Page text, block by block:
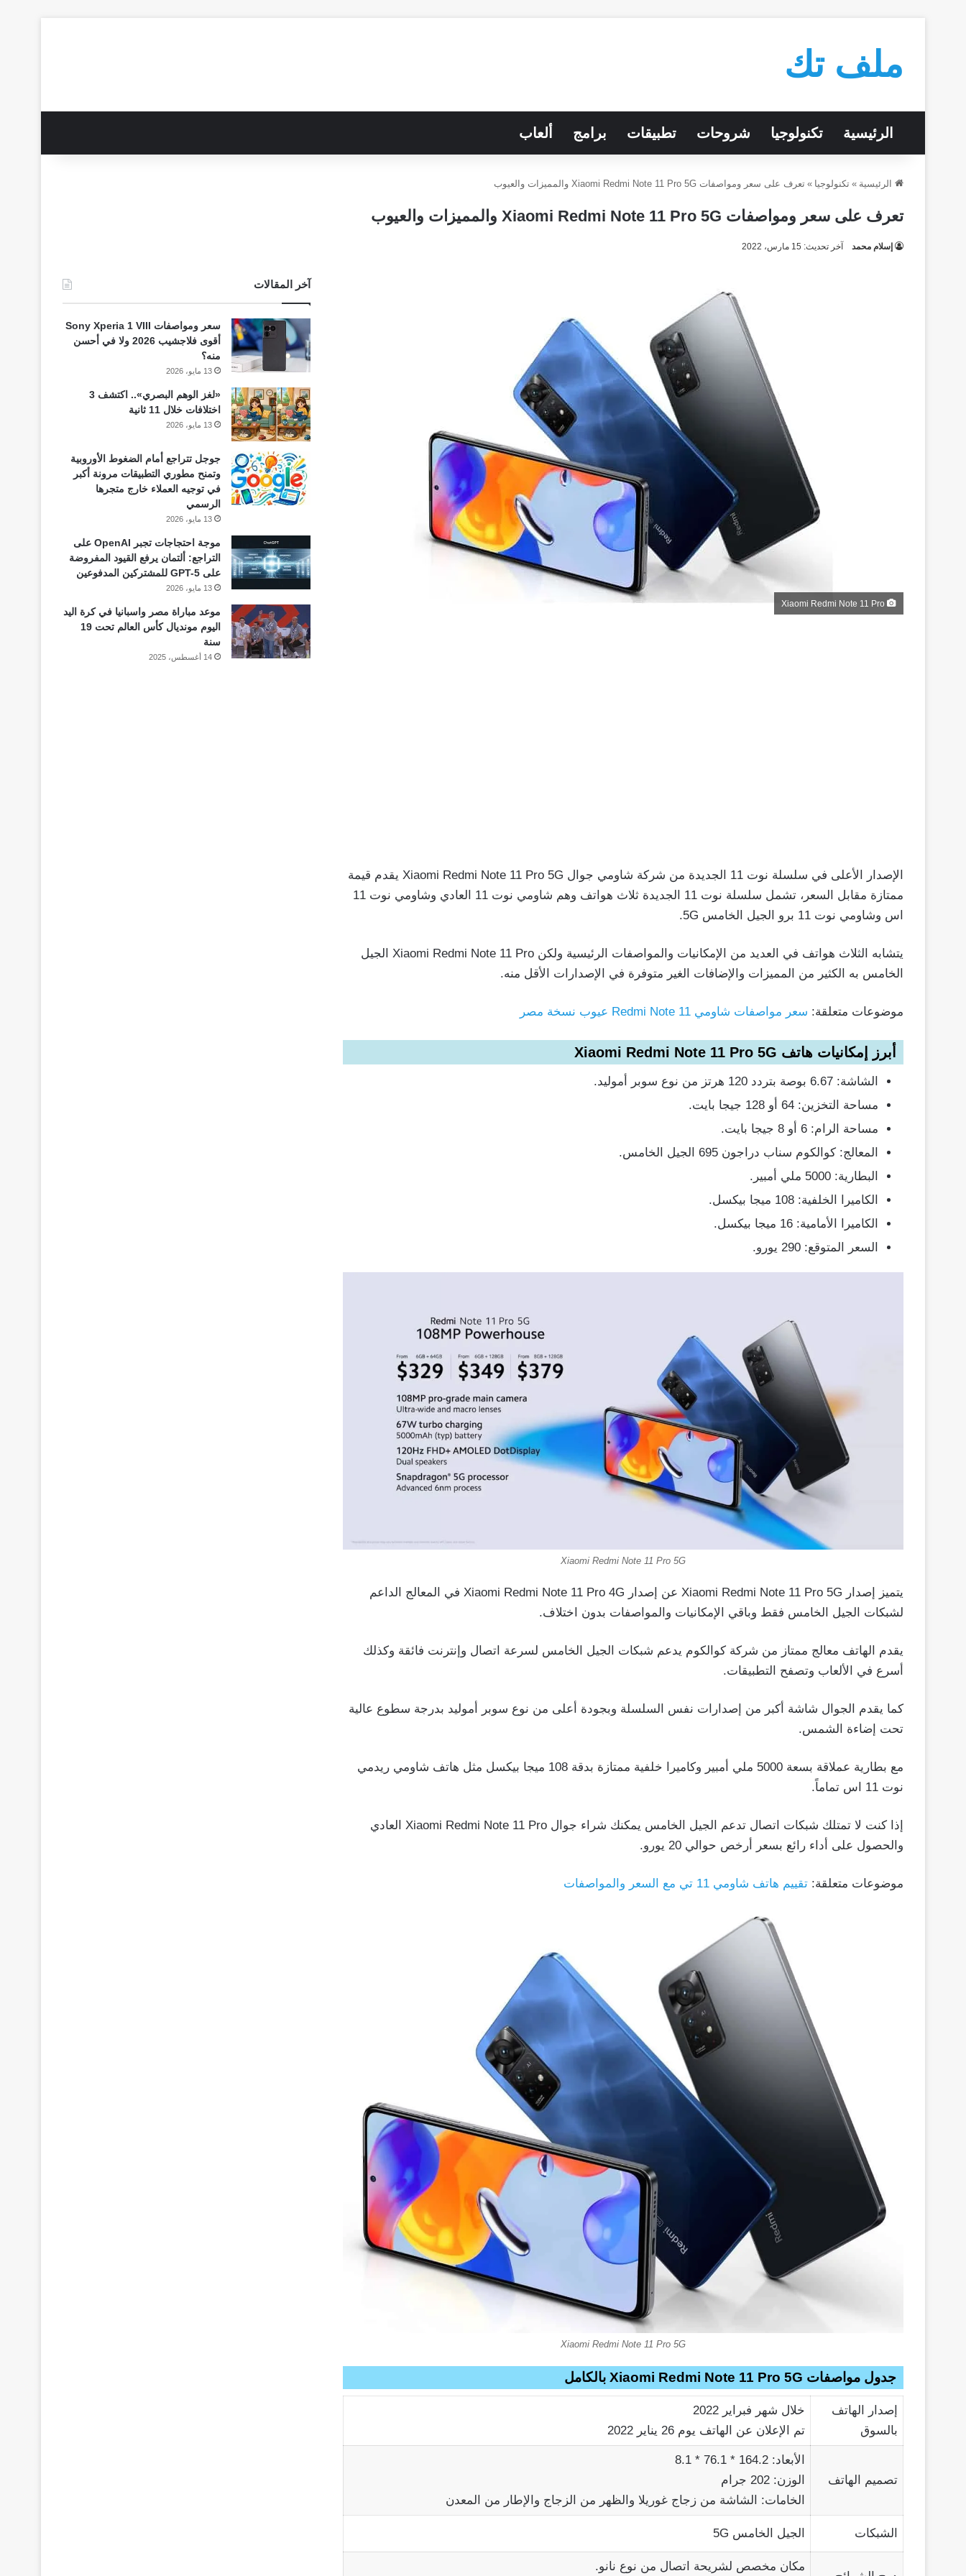
ملف تك
الرئيسية تكنولوجيا شروحات تطبيقات برامج ألعاب
الرئيسية » تكنولوجيا » تعرف على سعر ومواصفات Xiaomi Redmi Note 11 Pro 5G والمميزات والعيوب
تعرف على سعر ومواصفات Xiaomi Redmi Note 11 Pro 5G والمميزات والعيوب
إسلام محمد آخر تحديث: 15 مارس، 2022
الإصدار الأعلى في سلسلة نوت 11 الجديدة من شركة شاومي جوال Xiaomi Redmi Note 11 Pro 5G يقدم قيمة
ممتازة مقابل السعر، تشمل سلسلة نوت 11 الجديدة ثلاث هواتف وهم شاومي نوت 11 العادي وشاومي نوت 11
اس وشاومي نوت 11 برو الجيل الخامس 5G.
يتشابه الثلاث هواتف في العديد من الإمكانيات والمواصفات الرئيسية ولكن Xiaomi Redmi Note 11 Pro الجيل
الخامس به الكثير من المميزات والإضافات الغير متوفرة في الإصدارات الأقل منه.
موضوعات متعلقة: سعر مواصفات شاومي Redmi Note 11 عيوب نسخة مصر
أبرز إمكانيات هاتف Xiaomi Redmi Note 11 Pro 5G
الشاشة: 6.67 بوصة بتردد 120 هرتز من نوع سوبر أموليد.
مساحة التخزين: 64 أو 128 جيجا بايت.
مساحة الرام: 6 أو 8 جيجا بايت.
المعالج: كوالكوم سناب دراجون 695 الجيل الخامس.
البطارية: 5000 ملي أمبير.
الكاميرا الخلفية: 108 ميجا بيكسل.
الكاميرا الأمامية: 16 ميجا بيكسل.
السعر المتوقع: 290 يورو.
Xiaomi Redmi Note 11 Pro 5G
يتميز إصدار Xiaomi Redmi Note 11 Pro 5G عن إصدار Xiaomi Redmi Note 11 Pro 4G في المعالج الداعم
لشبكات الجيل الخامس فقط وباقي الإمكانيات والمواصفات بدون اختلاف.
يقدم الهاتف معالج ممتاز من شركة كوالكوم يدعم شبكات الجيل الخامس لسرعة اتصال وإنترنت فائقة وكذلك
أسرع في الألعاب وتصفح التطبيقات.
كما يقدم الجوال شاشة أكبر من إصدارات نفس السلسلة وبجودة أعلى من نوع سوبر أموليد بدرجة سطوع عالية
تحت إضاءة الشمس.
مع بطارية عملاقة بسعة 5000 ملي أمبير وكاميرا خلفية ممتازة بدقة 108 ميجا بيكسل مثل هاتف شاومي ريدمي
نوت 11 اس تماماً.
إذا كنت لا تمتلك شبكات اتصال تدعم الجيل الخامس يمكنك شراء جوال Xiaomi Redmi Note 11 Pro العادي
والحصول على أداء رائع بسعر أرخص حوالي 20 يورو.
موضوعات متعلقة: تقييم هاتف شاومي 11 تي مع السعر والمواصفات
Xiaomi Redmi Note 11 Pro 5G
جدول مواصفات Xiaomi Redmi Note 11 Pro 5G بالكامل
إصدار الهاتف
بالسوق
خلال شهر فبراير 2022
تم الإعلان عن الهاتف يوم 26 يناير 2022
تصميم الهاتف
الأبعاد: 164.2 * 76.1 * 8.1
الوزن: 202 جرام
الخامات: الشاشة من زجاج غوريلا والظهر من الزجاج والإطار من المعدن
الشبكات الجيل الخامس 5G
مكان مخصص لشريحة اتصال من نوع نانو.
آخر المقالات
سعر ومواصفات Sony Xperia 1 VIII
أقوى فلاجشيب 2026 ولا في أحسن
منه؟
13 مايو، 2026
«لغز الوهم البصري».. اكتشف 3
اختلافات خلال 11 ثانية
13 مايو، 2026
جوجل تتراجع أمام الضغوط الأوروبية
وتمنح مطوري التطبيقات مرونة أكبر
في توجيه العملاء خارج متجرها
الرسمي
13 مايو، 2026
موجة احتجاجات تجبر OpenAI على
التراجع: ألتمان يرفع القيود المفروضة
على GPT-5 للمشتركين المدفوعين
13 مايو، 2026
موعد مباراة مصر واسبانيا في كرة اليد
اليوم مونديال كأس العالم تحت 19
سنة
14 أغسطس، 2025